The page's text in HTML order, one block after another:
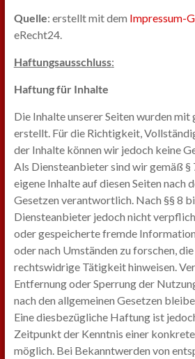
Quelle: erstellt mit dem Impressum-
eRecht24.
Haftungsausschluss:
Haftung für Inhalte
Die Inhalte unserer Seiten wurden
erstellt. Für die Richtigkeit,
der Inhalte können wir jedoch keine
Als Diensteanbieter sind wir gemäß
eigene Inhalte auf diesen Seiten nach
Gesetzen verantwortlich. Nach §§ 8
Diensteanbieter jedoch nicht
oder gespeicherte fremde
oder nach Umständen zu forschen,
rechtswidrige Tätigkeit hinweisen.
Entfernung oder Sperrung der
nach den allgemeinen Gesetzen
Eine diesbezügliche Haftung ist
Zeitpunkt der Kenntnis einer
möglich. Bei Bekanntwerden von